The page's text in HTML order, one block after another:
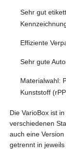
Sehr gut
Effiziente
Sehr gute
Materialwahl:
Kunststoff
Die VarioBox ist
verschiedenen
auch eine
getrennt in